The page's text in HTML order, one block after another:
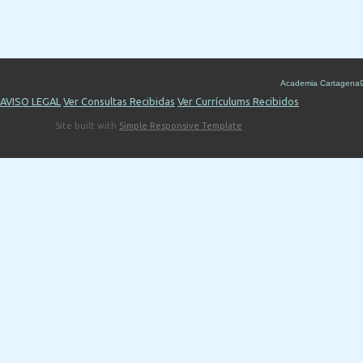
Academia
AVISO LEGAL Ver Consultas Recibidas Ver Currículums Recibidos
Site built with Simple Responsive Template